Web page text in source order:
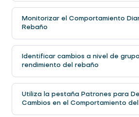
Monitorizar el Comportamiento
Rebaño
Identificar cambios a nivel de
rendimiento del rebaño
Utiliza la pestaña Patrones para
Cambios en el Comportamiento